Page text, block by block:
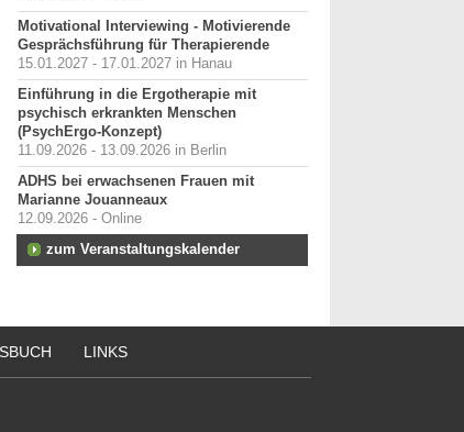
Motivational Interviewing - Motivierende
Gesprächsführung für Therapierende
15.01.2027 - 17.01.2027 in Hanau
Einführung in die Ergotherapie mit
psychisch erkrankten Menschen
(PsychErgo-Konzept)
11.09.2026 - 13.09.2026 in Berlin
ADHS bei erwachsenen Frauen mit
Marianne Jouanneaux
12.09.2026 - Online
zum Veranstaltungskalender
LINKS